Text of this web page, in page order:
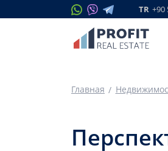
TR +90
Главная